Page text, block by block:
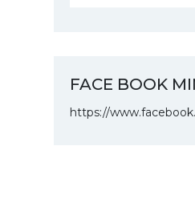
FACE BOOK
https://